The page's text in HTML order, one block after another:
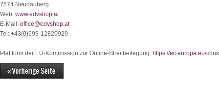
7574 Neudauberg
Web: www.edvshop,at
E-Mail: office@edvshop.at
Tel: +43(0)699-12820929
Plattform der EU-Kommission zur Online-Streitbeilegung: https://ec.europa.eu/